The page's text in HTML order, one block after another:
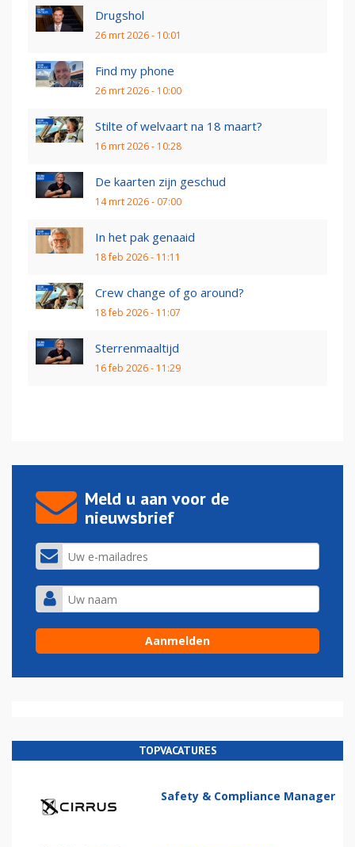
Drugshol
26 mrt 2026 - 10:01
Find my phone
26 mrt 2026 - 10:00
Stilte of welvaart na 18 maart?
16 mrt 2026 - 10:28
De kaarten zijn geschud
14 mrt 2026 - 07:00
In het pak genaaid
18 feb 2026 - 11:11
Crew change of go around?
18 feb 2026 - 11:07
Sterrenmaaltijd
16 feb 2026 - 11:29
Meld u aan voor de
nieuwsbrief
TOPVACATURES
Safety & Compliance Manager